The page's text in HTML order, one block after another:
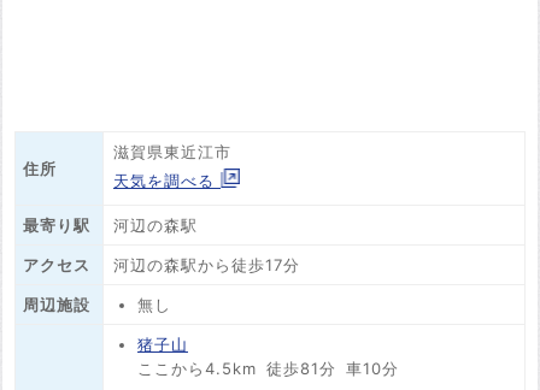
住所
滋賀県東近江市
天気を調べる
最寄り駅 河辺の森駅
アクセス 河辺の森駅から徒歩17分
周辺施設 無し
猪子山
ここから4.5km 徒歩81分
車10分